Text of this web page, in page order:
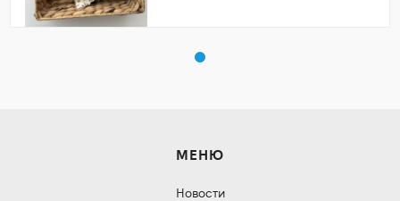
МЕНЮ
Новости